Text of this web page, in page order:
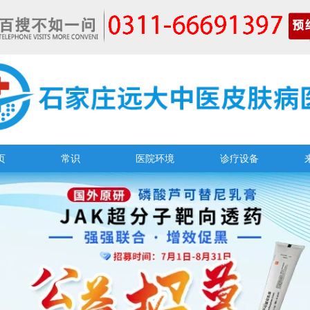
常识 医院环境 诊疗设备